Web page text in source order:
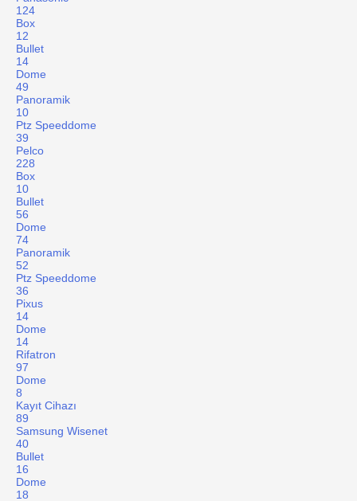
124
Box
12
Bullet
14
Dome
49
Panoramik
10
Ptz Speeddome
39
Pelco
228
Box
10
Bullet
56
Dome
74
Panoramik
52
Ptz Speeddome
36
Pixus
14
Dome
14
Rifatron
97
Dome
8
Kayıt Cihazı
89
Samsung Wisenet
40
Bullet
16
Dome
18